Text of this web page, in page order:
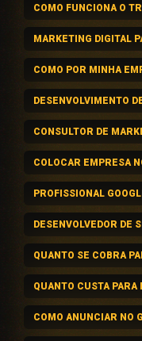
COMO FUNCIONA O
MARKETING DIGITAL
COMO POR MINHA
DESENVOLVIMENTO
CONSULTOR DE
COLOCAR EMPRESA
PROFISSIONAL
DESENVOLVEDOR DE
QUANTO SE COBRA
QUANTO CUSTA PARA
COMO ANUNCIAR NO